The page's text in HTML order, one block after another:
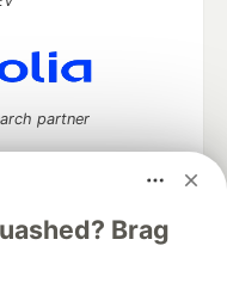
Brag
partner